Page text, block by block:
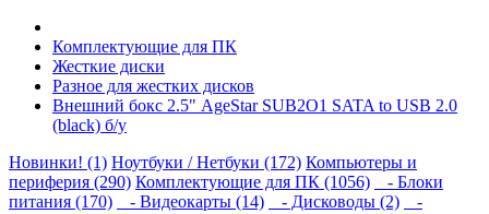
Комплектующие для ПК
Жесткие диски
Разное для жестких дисков
Внешний бокс 2.5" AgeStar SUB2O1 SATA to USB 2.0
(black) б/у
Новинки! (1) Ноутбуки / Нетбуки (172) Компьютеры и
периферия (290) Комплектующие для ПК (1056)
- Блоки
питания (170)
- Видеокарты (14) - Дисководы (2)
-